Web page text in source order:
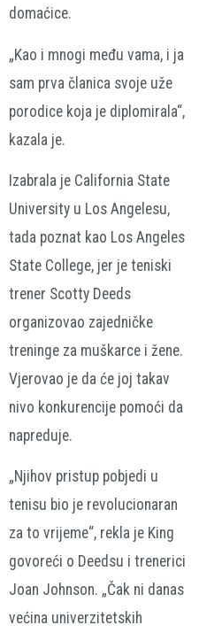
domaćice.
„Kao i mnogi među vama, i ja
sam prva članica svoje uže
porodice koja je diplomirala“,
kazala je.
Izabrala je California State
University u Los Angelesu,
tada poznat kao Los Angeles
State College, jer je teniski
trener Scotty Deeds
organizovao zajedničke
treninge za muškarce i žene.
Vjerovao je da će joj takav
nivo konkurencije pomoći da
napreduje.
„Njihov pristup pobjedi u
tenisu bio je revolucionaran
za to vrijeme“, rekla je King
govoreći o Deedsu i trenerici
Joan Johnson. „Čak ni danas
većina univerzitetskih